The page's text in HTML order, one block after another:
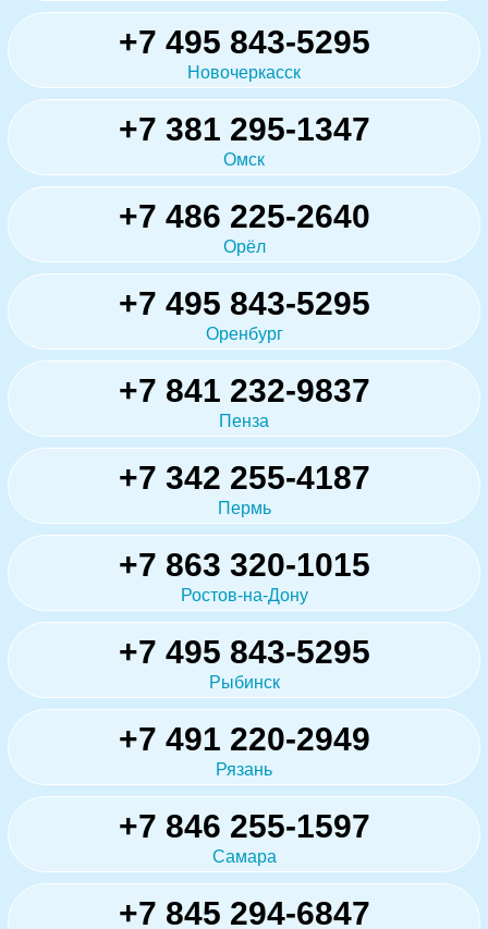
+7 495 843-5295
Новочеркасск
+7 381 295-1347
Омск
+7 486 225-2640
Орёл
+7 495 843-5295
Оренбург
+7 841 232-9837
Пенза
+7 342 255-4187
Пермь
+7 863 320-1015
Ростов-на-Дону
+7 495 843-5295
Рыбинск
+7 491 220-2949
Рязань
+7 846 255-1597
Самара
+7 845 294-6847